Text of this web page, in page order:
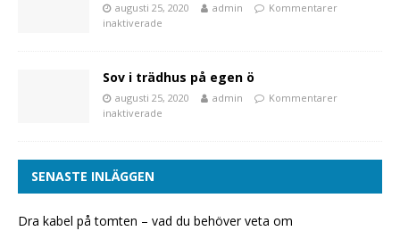
augusti 25, 2020 admin
Kommentarer
inaktiverade
Sov i trädhus på egen ö
augusti 25, 2020 admin
Kommentarer
inaktiverade
SENASTE INLÄGGEN
Dra kabel på tomten – vad du behöver veta om